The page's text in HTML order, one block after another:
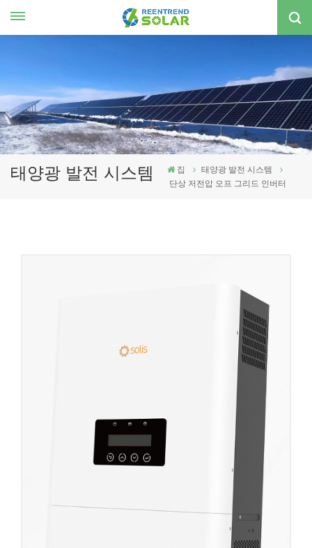
국의
태양광 발전 시스템 집
태양광 발전 시스템
단상 저전압 오프 그리드 인버터